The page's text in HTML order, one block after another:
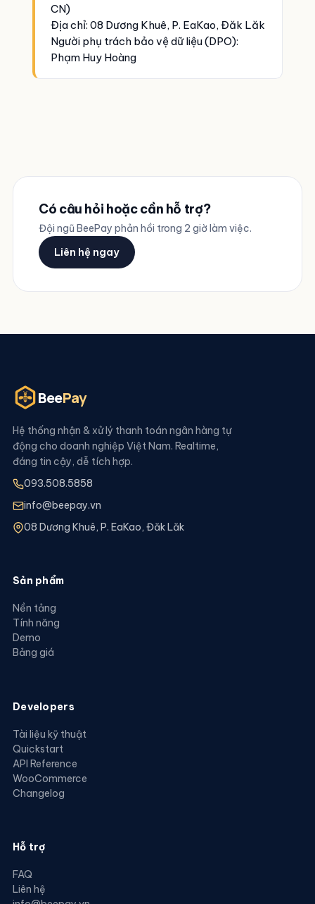
CN)
Địa chỉ: 08 Dương Khuê, P. EaKao, Đăk Lăk
Người phụ trách bảo vệ dữ liệu (DPO):
Phạm Huy Hoàng
Có câu hỏi hoặc cần hỗ trợ?
Đội ngũ BeePay phản hồi trong 2 giờ làm việc.
Liên hệ ngay
BeePay
Hệ thống nhận & xử lý thanh toán ngân hàng tự
động cho doanh nghiệp Việt Nam. Realtime,
đáng tin cậy, dễ tích hợp.
093.508.5858
info@beepay.vn
08 Dương Khuê, P. EaKao, Đăk Lăk
Sản phẩm
Nền tảng
Tính năng
Demo
Bảng giá
Developers
Tài liệu kỹ thuật
Quickstart
API Reference
WooCommerce
Changelog
Hỗ trợ
FAQ
Liên hệ